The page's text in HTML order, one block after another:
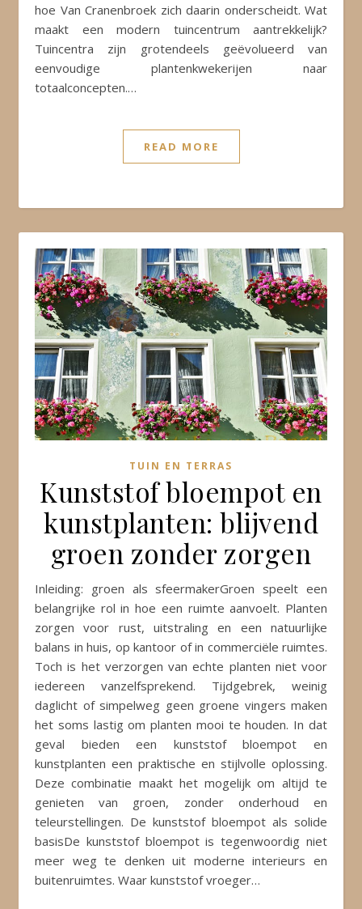
hoe Van Cranenbroek zich daarin onderscheidt. Wat
maakt een modern tuincentrum aantrekkelijk?
Tuincentra zijn grotendeels geëvolueerd van
eenvoudige plantenkwekerijen naar
totaalconcepten.…
READ MORE
TUIN EN TERRAS
Kunststof bloempot en
kunstplanten: blijvend
groen zonder zorgen
Inleiding: groen als sfeermakerGroen speelt een
belangrijke rol in hoe een ruimte aanvoelt. Planten
zorgen voor rust, uitstraling en een natuurlijke
balans in huis, op kantoor of in commerciële ruimtes.
Toch is het verzorgen van echte planten niet voor
iedereen vanzelfsprekend. Tijdgebrek, weinig
daglicht of simpelweg geen groene vingers maken
het soms lastig om planten mooi te houden. In dat
geval bieden een kunststof bloempot en
kunstplanten een praktische en stijlvolle oplossing.
Deze combinatie maakt het mogelijk om altijd te
genieten van groen, zonder onderhoud en
teleurstellingen. De kunststof bloempot als solide
basisDe kunststof bloempot is tegenwoordig niet
meer weg te denken uit moderne interieurs en
buitenruimtes. Waar kunststof vroeger…